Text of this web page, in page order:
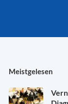
Meistgelesen